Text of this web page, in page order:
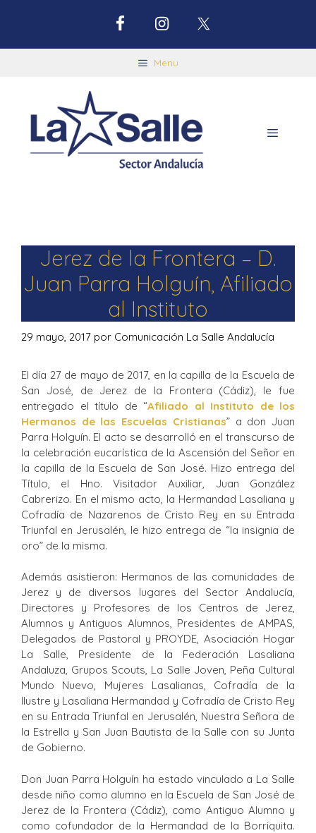
Menu
Jerez de la Frontera – D.
Juan Parra Holguín, Afiliado
al Instituto
29 mayo, 2017 por Comunicación La Salle Andalucía
El día 27 de mayo de 2017, en la capilla de la Escuela de
San José, de Jerez de la Frontera (Cádiz), le fue
entregado el título de “Afiliado al Instituto de los
Hermanos de las Escuelas Cristianas” a don Juan
Parra Holguín. El acto se desarrolló en el transcurso de
la celebración eucarística de la Ascensión del Señor en
la capilla de la Escuela de San José. Hizo entrega del
Título, el Hno. Visitador Auxiliar, Juan González
Cabrerizo. En el mismo acto, la Hermandad Lasaliana y
Cofradía de Nazarenos de Cristo Rey en su Entrada
Triunfal en Jerusalén, le hizo entrega de “la insignia de
oro” de la misma.
Además asistieron: Hermanos de las comunidades de
Jerez y de diversos lugares del Sector Andalucía,
Directores y Profesores de los Centros de Jerez,
Alumnos y Antiguos Alumnos, Presidentes de AMPAS,
Delegados de Pastoral y PROYDE, Asociación Hogar
La Salle, Presidente de la Federación Lasaliana
Andaluza, Grupos Scouts, La Salle Joven, Peña Cultural
Mundo Nuevo, Mujeres Lasalianas, Cofradía de la
Ilustre y Lasaliana Hermandad y Cofradía de Cristo Rey
en su Entrada Triunfal en Jerusalén, Nuestra Señora de
la Estrella y San Juan Bautista de la Salle con su Junta
de Gobierno.
Don Juan Parra Holguín ha estado vinculado a La Salle
desde niño como alumno en la Escuela de San José de
Jerez de la Frontera (Cádiz), como Antiguo Alumno y
como cofundador de la Hermandad de la Borriquita.